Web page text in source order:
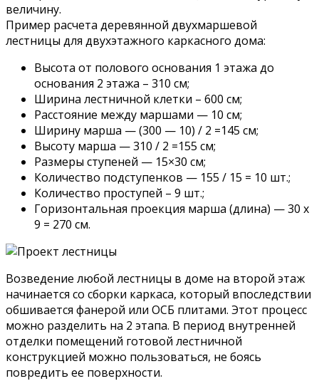
величину.
Пример расчета деревянной двухмаршевой
лестницы для двухэтажного каркасного дома:
Высота от полового основания 1 этажа до
основания 2 этажа – 310 см;
Ширина лестничной клетки – 600 см;
Расстояние между маршами — 10 см;
Ширину марша — (300 — 10) / 2 =145 см;
Высоту марша — 310 / 2 =155 см;
Размеры ступеней — 15×30 см;
Количество подступенков — 155 / 15 = 10 шт.;
Количество проступей – 9 шт.;
Горизонтальная проекция марша (длина) — 30 x
9 = 270 см.
Возведение любой лестницы в доме на второй этаж
начинается со сборки каркаса, который впоследствии
обшивается фанерой или ОСБ плитами. Этот процесс
можно разделить на 2 этапа. В период внутренней
отделки помещений готовой лестничной
конструкцией можно пользоваться, не боясь
повредить ее поверхности.